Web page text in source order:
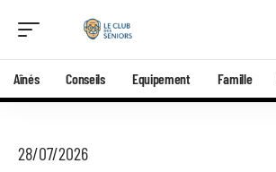
Aînés Conseils Equipement Famille
28/07/2026